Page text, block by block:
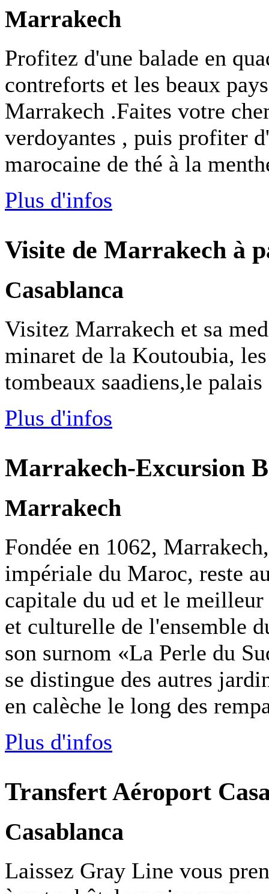
Marrakech
Profitez d'une balade en
contreforts et les beaux
Marrakech .Faites votre
verdoyantes , puis profiter
marocaine de thé à la
Plus d'infos
Visite de Marrakech à
Casablanca
Visitez Marrakech et sa
minaret de la Koutoubia,
tombeaux saadiens,le
Plus d'infos
Marrakech-Excursion
Marrakech
Fondée en 1062,
impériale du Maroc, reste
capitale du ud et le
et culturelle de l'ensemble
son surnom «La Perle du
se distingue des autres
en calèche le long des
Plus d'infos
Transfert Aéroport
Casablanca
Laissez Gray Line vous